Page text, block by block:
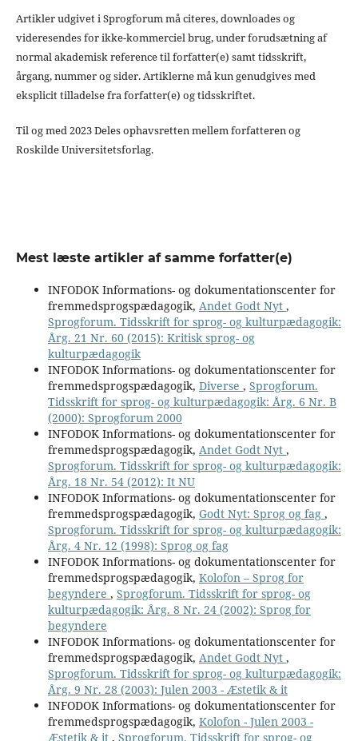
Artikler udgivet i Sprogforum må citeres, downloades og
videresendes for ikke-kommerciel brug, under forudsætning af
normal akademisk reference til forfatter(e) samt tidsskrift,
årgang, nummer og sider. Artiklerne må kun genudgives med
eksplicit tilladelse fra forfatter(e) og tidsskriftet.
Til og med 2023 Deles ophavsretten mellem forfatteren og
Roskilde Universitetsforlag.
Mest læste artikler af samme forfatter(e)
INFODOK Informations- og dokumentationscenter for
fremmedsprogspædagogik, Andet Godt Nyt ,
Sprogforum. Tidsskrift for sprog- og kulturpædagogik:
Årg. 21 Nr. 60 (2015): Kritisk sprog- og
kulturpædagogik
INFODOK Informations- og dokumentationscenter for
fremmedsprogspædagogik, Diverse , Sprogforum.
Tidsskrift for sprog- og kulturpædagogik: Årg. 6 Nr. B
(2000): Sprogforum 2000
INFODOK Informations- og dokumentationscenter for
fremmedsprogspædagogik, Andet Godt Nyt ,
Sprogforum. Tidsskrift for sprog- og kulturpædagogik:
Årg. 18 Nr. 54 (2012): It NU
INFODOK Informations- og dokumentationscenter for
fremmedsprogspædagogik, Godt Nyt: Sprog og fag ,
Sprogforum. Tidsskrift for sprog- og kulturpædagogik:
Årg. 4 Nr. 12 (1998): Sprog og fag
INFODOK Informations- og dokumentationscenter for
fremmedsprogspædagogik, Kolofon – Sprog for
begyndere , Sprogforum. Tidsskrift for sprog- og
kulturpædagogik: Årg. 8 Nr. 24 (2002): Sprog for
begyndere
INFODOK Informations- og dokumentationscenter for
fremmedsprogspædagogik, Andet Godt Nyt ,
Sprogforum. Tidsskrift for sprog- og kulturpædagogik:
Årg. 9 Nr. 28 (2003): Julen 2003 - Æstetik & it
INFODOK Informations- og dokumentationscenter for
fremmedsprogspædagogik, Kolofon - Julen 2003 -
Æstetik & it , Sprogforum. Tidsskrift for sprog- og